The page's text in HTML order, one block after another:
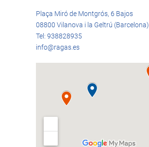
Plaça Miró de Montgrós, 6 Bajos
08800 Vilanova i la Geltrú (Barcelona)
Tel: 938828935
info@ragas.es